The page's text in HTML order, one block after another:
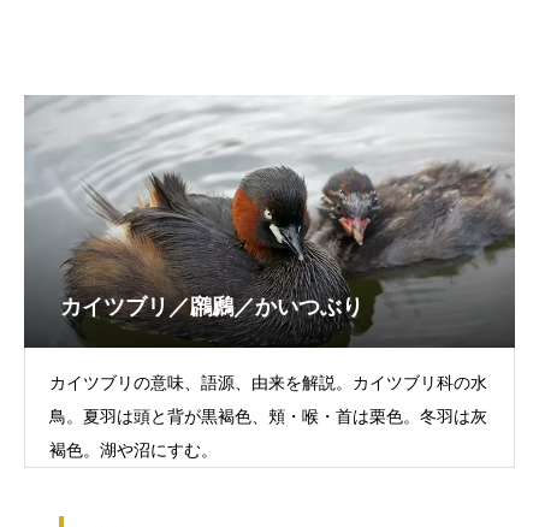
カイツブリ／鸊鷉／かいつぶり
カイツブリの意味、語源、由来を解説。カイツブリ科の水
鳥。夏羽は頭と背が黒褐色、頬・喉・首は栗色。冬羽は灰
褐色。湖や沼にすむ。